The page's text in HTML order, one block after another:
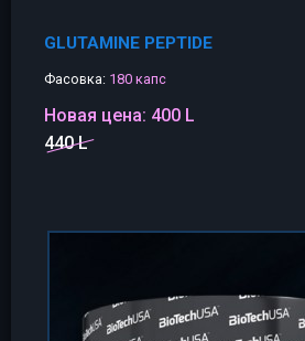
GLUTAMINE PEPTIDE
Фасовка: 180 капс
Новая цена: 400 L
440 L